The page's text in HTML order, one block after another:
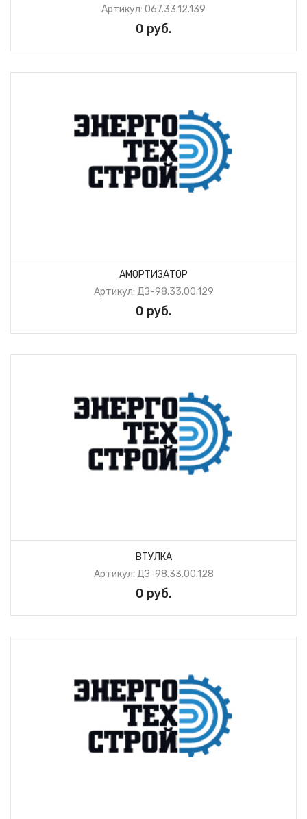
Артикул: 067.33.12.139
0 руб.
АМОРТИЗАТОР
Артикул: ДЗ-98.33.00.129
0 руб.
ВТУЛКА
Артикул: ДЗ-98.33.00.128
0 руб.